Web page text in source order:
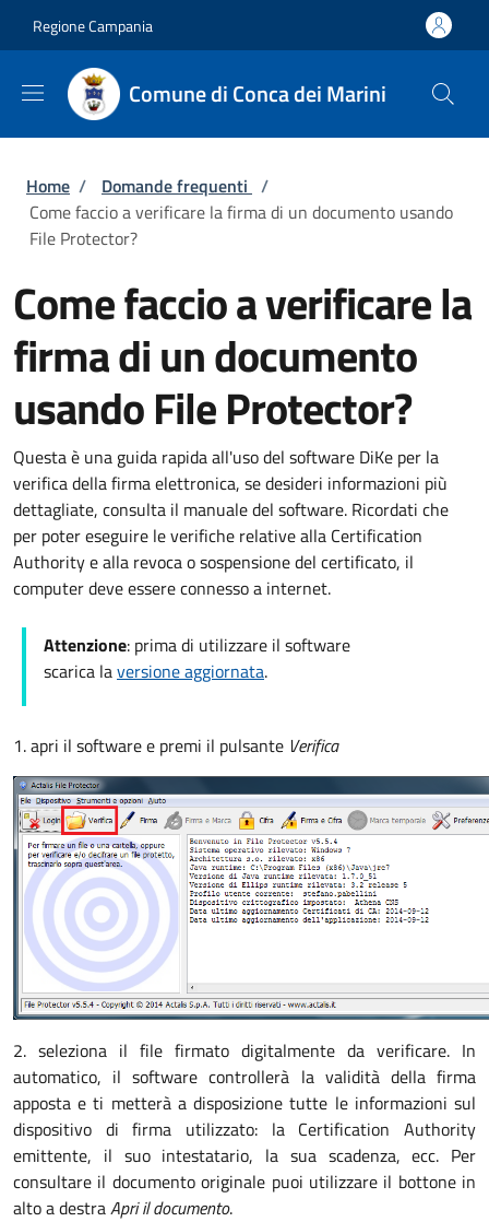
Regione Campania
Comune di Conca dei Marini
Briciole di pane
Home / Domande frequenti /
Come faccio a verificare la firma di un documento usando
File Protector?
Come faccio a verificare la
firma di un documento
usando File Protector?
Questa è una guida rapida all'uso del software DiKe per la
verifica della firma elettronica, se desideri informazioni più
dettagliate, consulta il manuale del software. Ricordati che
per poter eseguire le verifiche relative alla Certification
Authority e alla revoca o sospensione del certificato, il
computer deve essere connesso a internet.
Attenzione: prima di utilizzare il software
scarica laversione aggiornata.
1. apri il software e premi il pulsante Verifica
2. seleziona il file firmato digitalmente da verificare. In
automatico, il software controllerà la validità della firma
apposta e ti metterà a disposizione tutte le informazioni sul
dispositivo di firma utilizzato: la Certification Authority
emittente, il suo intestatario, la sua scadenza, ecc. Per
consultare il documento originale puoi utilizzare il bottone in
alto a destraApri il documento.